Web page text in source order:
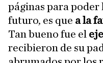
páginas para
futuro, es que a la
Tan bueno fue el
recibieron de su